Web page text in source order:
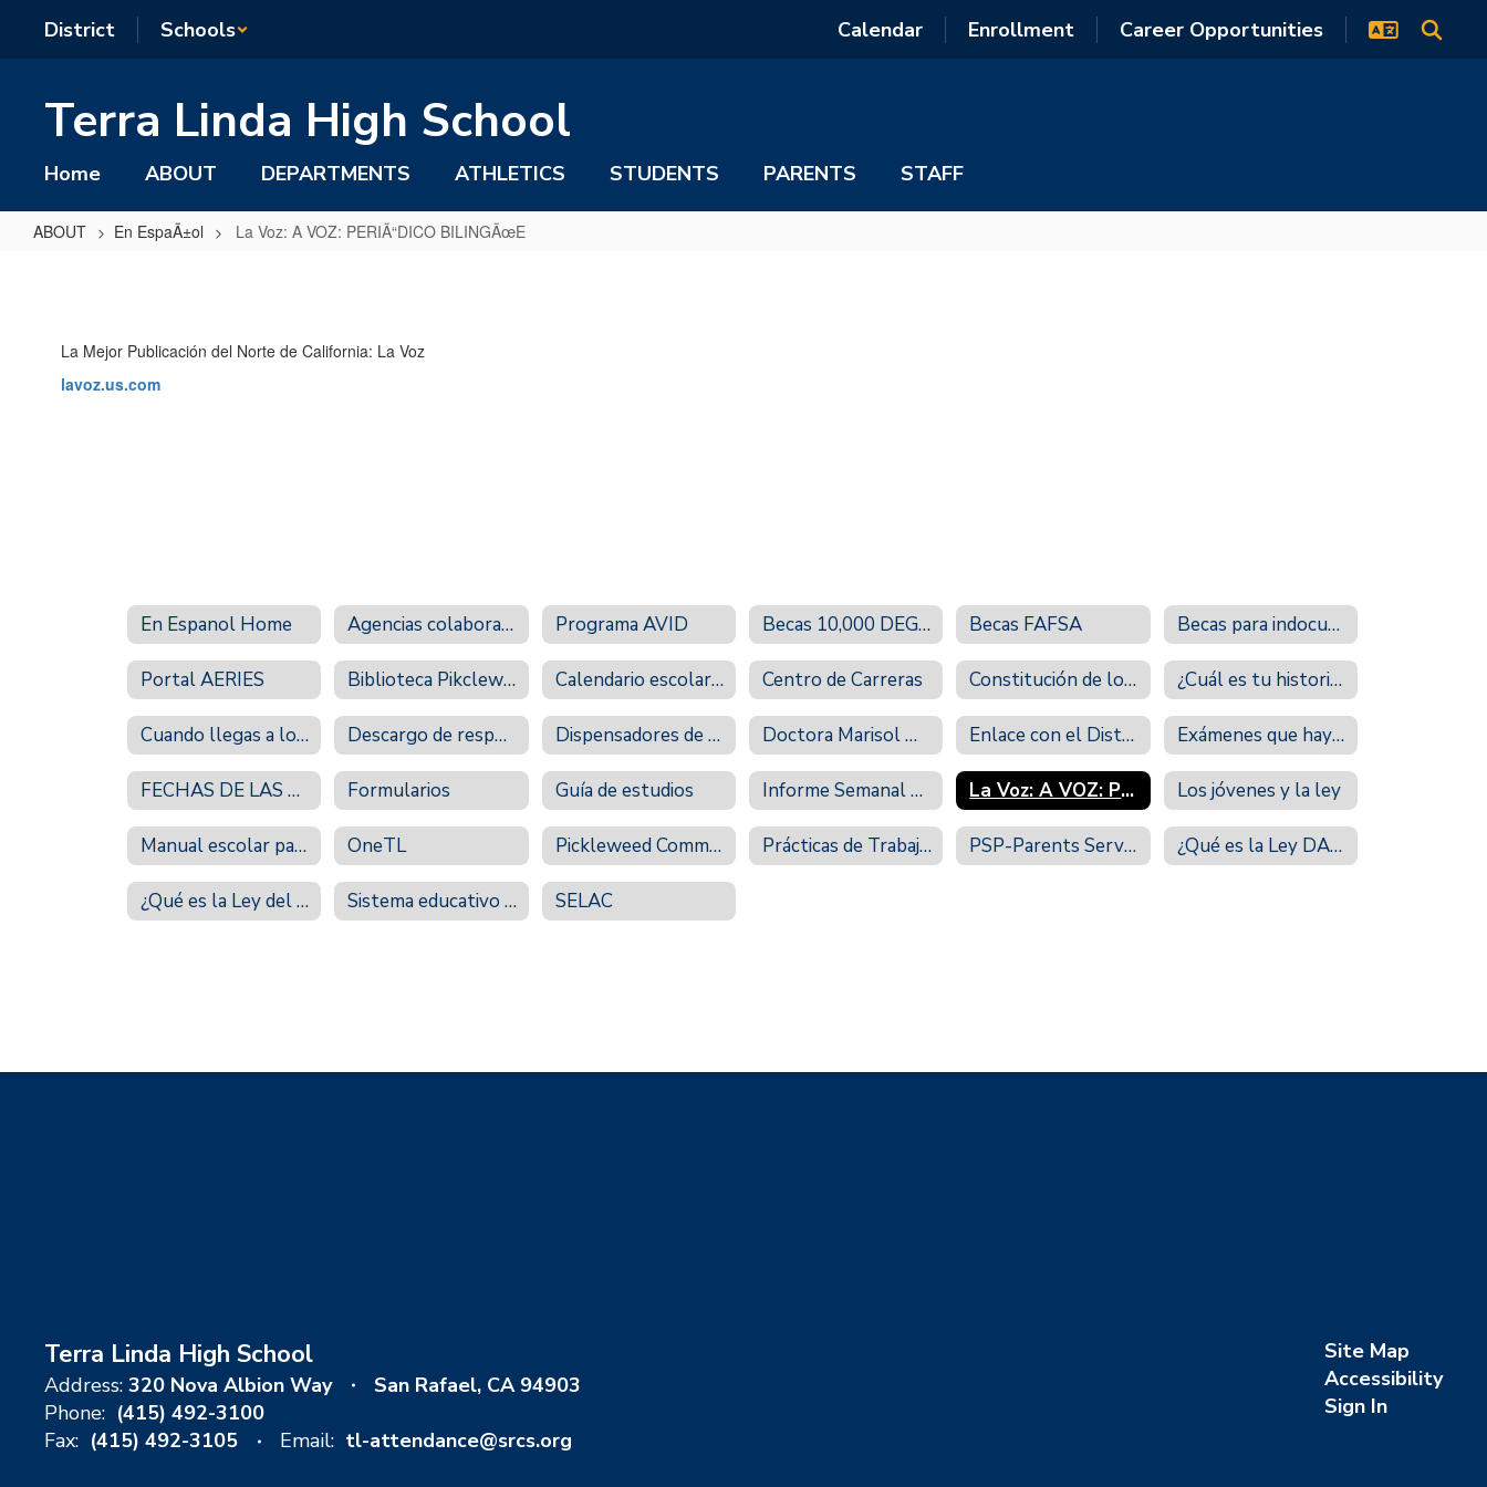
main
District Schools Calendar Enrollment Career Opportunities
Terra Linda High School
Home ABOUT DEPARTMENTS ATHLETICS STUDENTS PARENTS STAFF
ABOUT En EspaÃ±ol La Voz: A VOZ: PERIÃ“DICO BILINGÃœE
VOZ:
PERIÃ“DICO
La Mejor Publicación del Norte de California: La Voz
lavoz.us.com
En Espanol Home Agencias colaboradoras en educación Programa AVID Becas 10,000 DEGREES Becas FAFSA Becas para indocumentados
Portal AERIES Biblioteca Pikcleweed Calendario escolar y fechas de reuniones importantes Centro de Carreras Constitución de los EEUU ¿Cuál es tu historia?
Cuando llegas a los 18 Descargo de responsabilidad/Disclaimer Dispensadores de condones Doctora Marisol Muñoz-Kiehne, Ph.D. Enlace con el Distrito Exámenes que hay que pasar para entrar en la universidad
FECHAS DE LAS CALIFICACIONES Formularios Guía de estudios Informe Semanal de la Directora La Voz: A VOZ: PERIÓDICO BILINGÜE Los jóvenes y la ley
Manual escolar para padres y estudiantes OneTL Pickleweed Community Center Prácticas de Trabajo: Infórmate en el Centro de Carreras PSP-Parents Service Project ¿Qué es la Ley DACA?
¿Qué es la Ley del Estado AB 540? Sistema educativo en los Estados Unidos (EEUU) SELAC
Terra Linda High School
Address: 320 Nova Albion Way
San Rafael, CA 94903
Phone: (415) 492-3100
Fax: (415) 492-3105 Email: tl-attendance@srcs.org
Site Map
Accessibility
Sign In